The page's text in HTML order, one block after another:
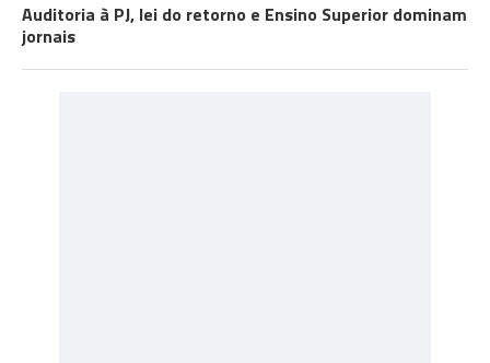
Auditoria à PJ, lei do retorno e Ensino Superior dominam
jornais